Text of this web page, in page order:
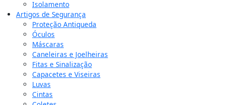
Isolamento
Artigos de Segurança
Proteção Antiqueda
Óculos
Máscaras
Caneleiras e Joelheiras
Fitas e Sinalização
Capacetes e Viseiras
Luvas
Cintas